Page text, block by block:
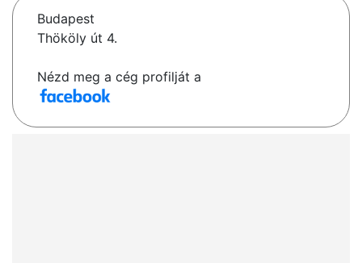
Budapest
Thököly út 4.
Nézd meg a cég profilját a